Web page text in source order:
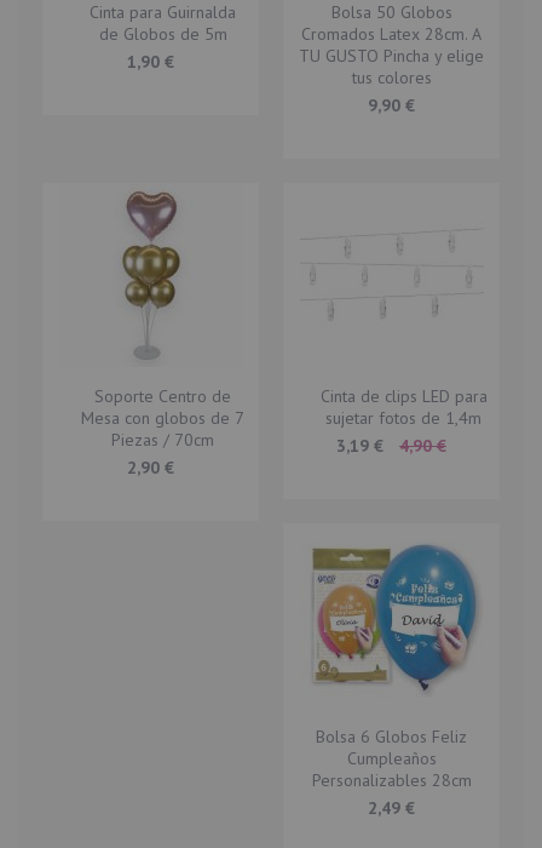
Cinta para Guirnalda
de Globos de 5m
1,90 €
Bolsa 50 Globos
Cromados Latex 28cm. A
TU GUSTO Pincha y elige
tus colores
9,90 €
Soporte Centro de
Mesa con globos de 7
Piezas / 70cm
2,90 €
Cinta de clips LED para
sujetar fotos de 1,4m
Special
3,19 € 4,90 €
Bolsa 6 Globos Feliz
Cumpleaños
Personalizables 28cm
2,49 €